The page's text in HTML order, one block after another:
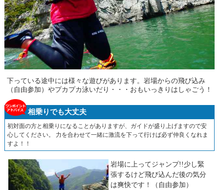
下っている途中には様々な遊びがあります。岩場からの飛び込み
（自由参加）やプカプカ泳いだり・・・おもいっきりはしゃごう！
相乗りでも大丈夫
初対面の方と相乗りになることがありますが、ガイドが盛り上げますので安
心してください。 力を合わせて一緒に激流を下って行けば必ず仲良くなれま
すよ！！
岩場に上ってジャンプ!!少し緊
張するけど飛び込んだ後の気分
は爽快です！（自由参加）